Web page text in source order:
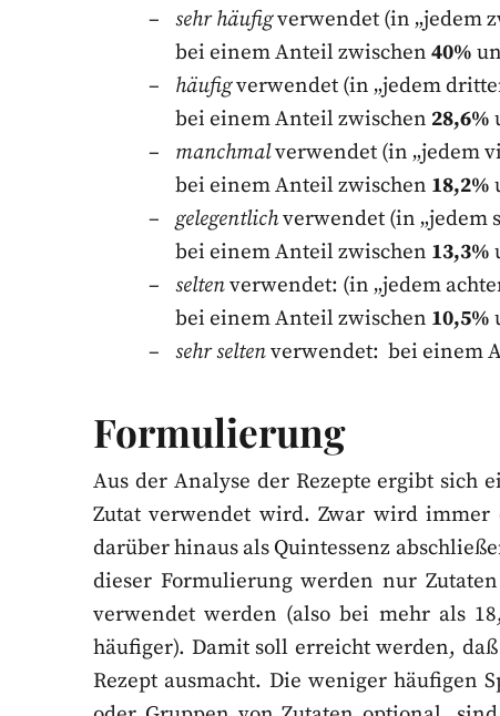
sehr häufigverwendet (in „jedem
bei einem Anteil zwischen 40%
häufigverwendet (in „jedem
bei einem Anteil zwischen 28,6%
manchmalverwendet (in „jedem
bei einem Anteil zwischen 18,2%
gelegentlichverwendet (in „jedem
bei einem Anteil zwischen 13,3%
seltenverwendet: (in „jedem
bei einem Anteil zwischen 10,5%
sehr seltenverwendet: bei einem
Formulierung
Aus der Analyse der Rezepte ergibt sich
Zutat verwendet wird. Zwar wird immer
darüber hinaus als Quintessenz
dieser Formulierung werden nur
verwendet werden (also bei mehr als
häufiger). Damit soll erreicht werden,
Rezept ausmacht. Die weniger häufigen